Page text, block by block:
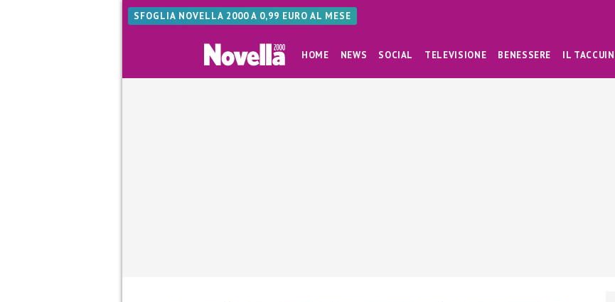
SFOGLIA NOVELLA 2000 A 0,99 EURO AL MESE
HOME NEWS SOCIAL TELEVISIONE BENESSERE IL